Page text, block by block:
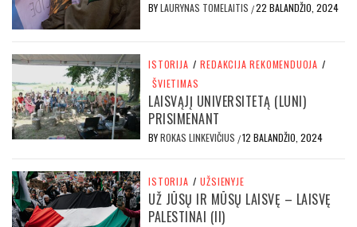
BYLAURYNAS TOMELAITIS /22 BALANDŽIO, 2024
ISTORIJA / REDAKCIJA REKOMENDUOJA /
ŠVIETIMAS
LAISVĄJĮ UNIVERSITETĄ (LUNI)
PRISIMENANT
BYROKAS LINKEVIČIUS /12 BALANDŽIO, 2024
ISTORIJA / UŽSIENYJE
UŽ JŪSŲ IR MŪSŲ LAISVĘ – LAISVĘ
PALESTINAI (II)